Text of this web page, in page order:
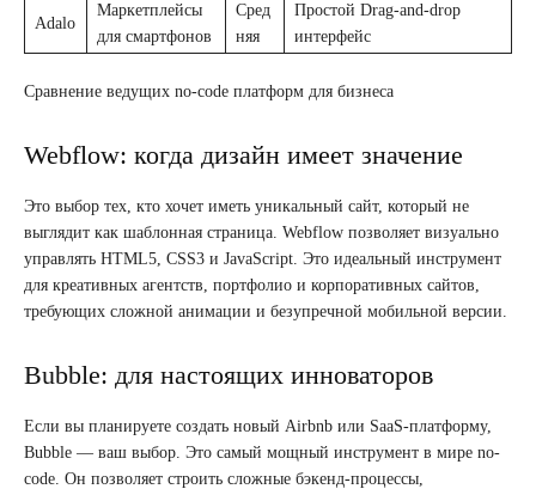
Adalo
Маркетплейсы
для смартфонов
Сред
няя
Простой Drag-and-drop
интерфейс
Сравнение ведущих no-code платформ для бизнеса
Webflow: когда дизайн имеет значение
Это выбор тех, кто хочет иметь уникальный сайт, который не
выглядит как шаблонная страница. Webflow позволяет визуально
управлять HTML5, CSS3 и JavaScript. Это идеальный инструмент
для креативных агентств, портфолио и корпоративных сайтов,
требующих сложной анимации и безупречной мобильной версии.
Bubble: для настоящих инноваторов
Если вы планируете создать новый Airbnb или SaaS-платформу,
Bubble — ваш выбор. Это самый мощный инструмент в мире no-
code. Он позволяет строить сложные бэкенд-процессы,